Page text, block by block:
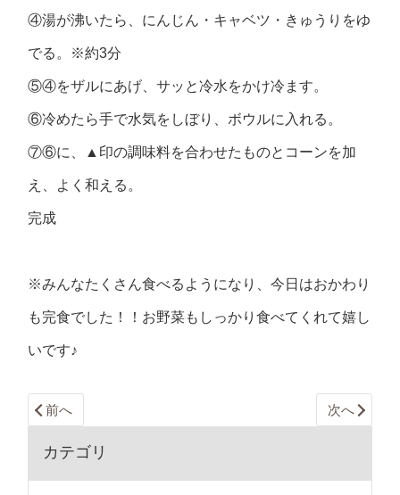
④湯が沸いたら、にんじん・キャベツ・きゅうりをゆ
でる。※約3分
⑤④をザルにあげ、サッと冷水をかけ冷ます。
⑥冷めたら手で水気をしぼり、ボウルに入れる。
⑦⑥に、▲印の調味料を合わせたものとコーンを加
え、よく和える。
完成
※みんなたくさん食べるようになり、今日はおかわり
も完食でした！！お野菜もしっかり食べてくれて嬉し
いです♪
前へ 次へ
カテゴリ